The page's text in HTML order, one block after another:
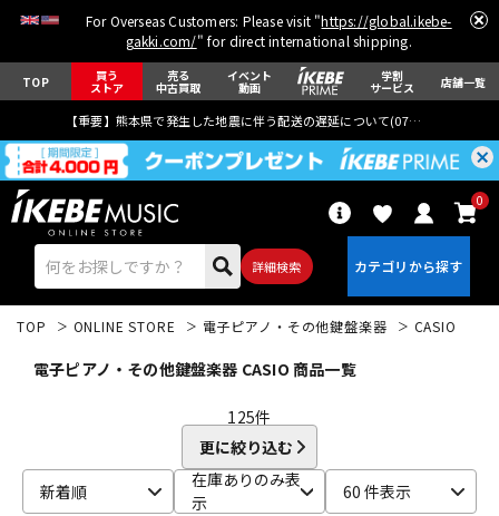
For Overseas Customers: Please visit "https://global.ikebe-
gakki.com/" for direct international shipping.
TOP 買う
ストア
売る
中古買取
イベント
動画
学割
サービス 店舗一覧
【重要】熊本県で発生した地震に伴う配送の遅延について(07月29日
詳細検索
0
TOP ONLINE STORE 電子ピアノ・その他鍵盤楽器 CASIO
電子ピアノ・その他鍵盤楽器 CASIO 商品一覧
125件
更に絞り込む
新着順
在庫ありのみ表
示
60 件表示